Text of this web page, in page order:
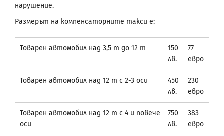
нарушение.
Размерът на компенсаторните такси е:
Товарен автомобил над 3,5 т до 12 т
150
лв.
77
евро
Товарен автомобил над 12 т с 2-3 оси
450
лв.
230
евро
Товарен автомобил над 12 т с 4 и повече
оси
750
лв.
383
евро